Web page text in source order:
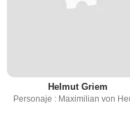
Helmut Griem
Personaje : Maximilian von